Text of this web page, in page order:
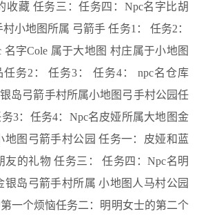
收藏 任务三：任务四：Npc名字比胡
小地图所属 弓箭手 任务1： 任务2：
名字Cole 属于大地图 村庄属于小地图
务2： 任务3： 任务4： npc名仓库
岛弓箭手村所属小地图弓手村公园任
3：任务4：Npc名皮娅所属大地图金
地图弓箭手村公园 任务一：皮娅和蓝
友的礼物 任务三： 任务四：Npc名明
银岛弓箭手村所属 小地图人马村公园
一个烦恼任务二：明明女士的第二个